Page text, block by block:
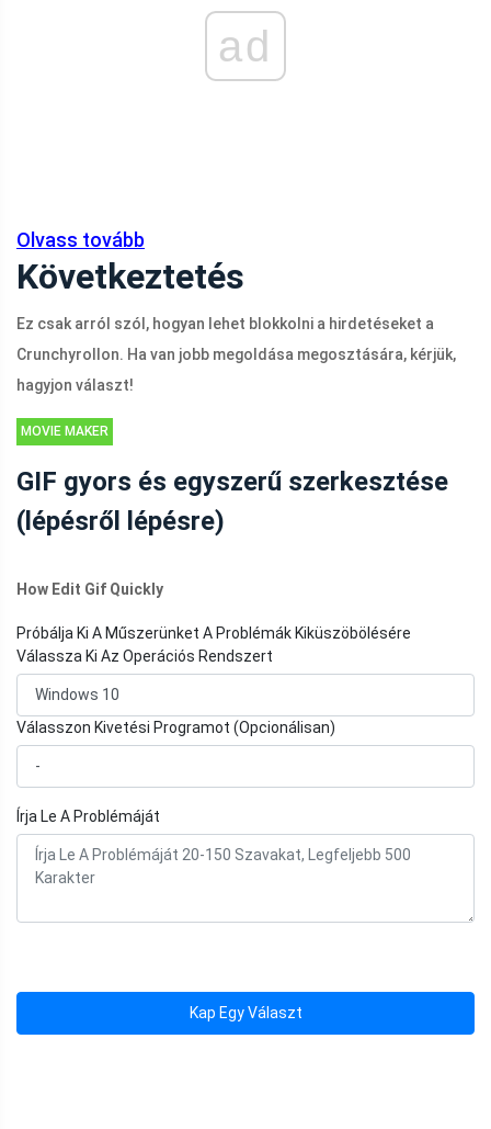
ad
Olvass tovább
Következtetés
Ez csak arról szól, hogyan lehet blokkolni a hirdetéseket a
Crunchyrollon. Ha van jobb megoldása megosztására, kérjük,
hagyjon választ!
MOVIE MAKER
GIF gyors és egyszerű szerkesztése
(lépésről lépésre)
How Edit Gif Quickly
Próbálja Ki A Műszerünket A Problémák Kiküszöbölésére
Válassza Ki Az Operációs Rendszert
Válasszon Kivetési Programot (Opcionálisan)
Írja Le A Problémáját
Kap Egy Választ